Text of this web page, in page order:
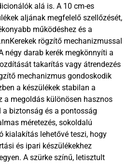
alá is. A 10 cm-es
aljának megfelelő szellőzését,
működéshez és a
rögzítő mechanizmussal
négy darab kerék megkönnyíti a
takarítás vagy átrendezés
mechanizmus gondoskodik
a készülékek stabilan a
a megoldás különösen hasznos
a biztonság és a pontosság
méretezés, sokoldalú
kialakítás lehetővé teszi, hogy
és ipari készülékekhez
A szürke színű, letisztult